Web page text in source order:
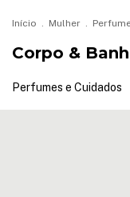
Início . Mulher .
Corpo &
Perfumes e Cuidados